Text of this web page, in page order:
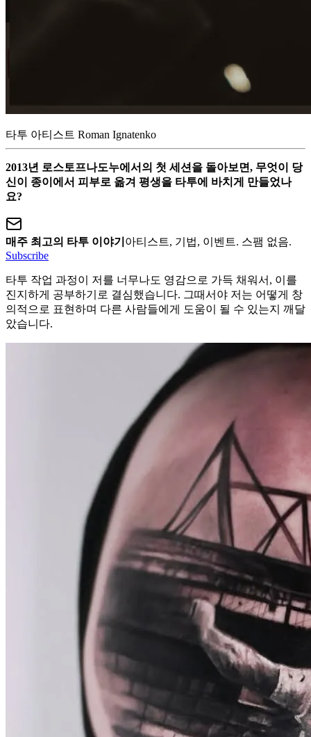
타투 아티스트 Roman Ignatenko
2013년 로스토프나도누에서의 첫 세션을 돌아보면, 무엇이 당
신이 종이에서 피부로 옮겨 평생을 타투에 바치게 만들었나
요?
매주 최고의 타투 이야기 아티스트, 기법, 이벤트. 스팸 없음.
Subscribe
타투 작업 과정이 저를 너무나도 영감으로 가득 채워서, 이를
진지하게 공부하기로 결심했습니다. 그때서야 저는 어떻게 창
의적으로 표현하며 다른 사람들에게 도움이 될 수 있는지 깨달
았습니다.